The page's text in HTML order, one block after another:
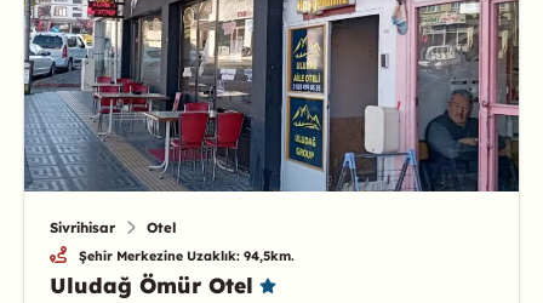
Sivrihisar Otel
Şehir Merkezine Uzaklık: 94,5km.
Uludağ Ömür Otel